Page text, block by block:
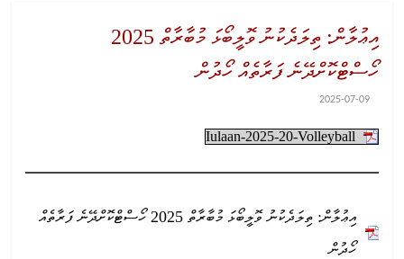
އިޢުލާން: ތިލަދެކުނު ވޮލީބޯޅަ މުބާރާތް 2025
ހޯސްޓްކޮށްދޭނެ ފަރާތެއް ހޯދުން
2025-07-09
Iulaan-2025-20-Volleyball
އިޢުލާން: ތިލަދެކުނު ވޮލީބޯޅަ މުބާރާތް 2025 ހޯސްޓްކޮށްދޭނެ ފަރާތެއް
ހޯދުން